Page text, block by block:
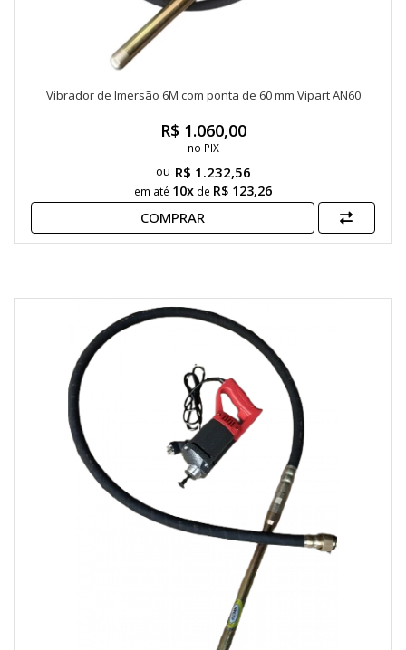
Vibrador de Imersão 6M com ponta de 60 mm Vipart AN60
R$ 1.232,56
em até 10x de R$ 123,26
R$ 1.060,00
no PIX
COMPRAR